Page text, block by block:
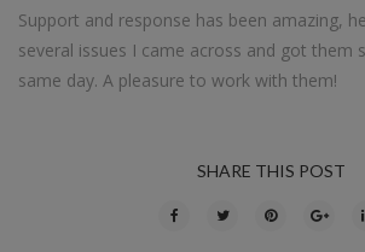
Support and response has been amazing,
several issues I came across and got them
same day. A pleasure to work with them!
SHARE THIS POST